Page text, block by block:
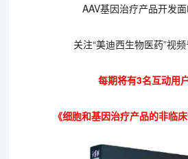
AAV基因治疗产品开发
关注“美迪西生物医药”视
每期将有3名互动用
《细胞和基因治疗产品的非临